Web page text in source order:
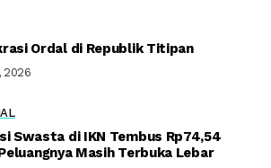
Ordal di Republik Titipan
2026
Swasta di IKN Tembus Rp74,54
Masih Terbuka Lebar